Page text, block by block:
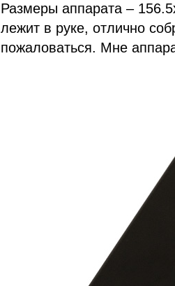
Размеры аппарата –
лежит в руке, отлично
пожаловаться. Мне